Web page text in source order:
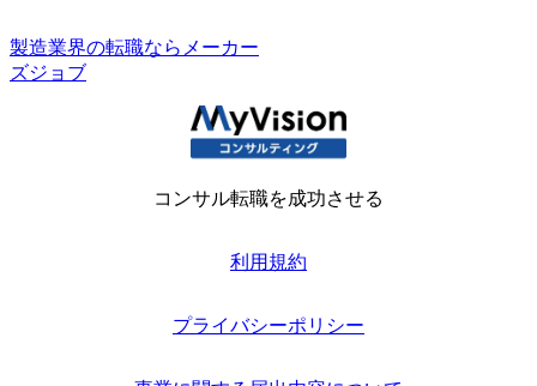
製造業界の転職ならメーカー
ズジョブ
コンサル転職を成功させる
利用規約
プライバシーポリシー